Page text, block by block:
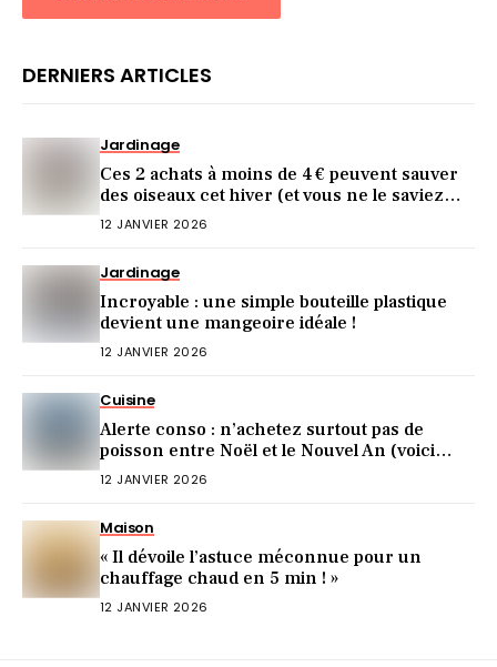
DERNIERS ARTICLES
Jardinage
Ces 2 achats à moins de 4 € peuvent sauver
des oiseaux cet hiver (et vous ne le saviez
pas)
12 JANVIER 2026
Jardinage
Incroyable : une simple bouteille plastique
devient une mangeoire idéale !
12 JANVIER 2026
Cuisine
Alerte conso : n’achetez surtout pas de
poisson entre Noël et le Nouvel An (voici
pourquoi)
12 JANVIER 2026
Maison
« Il dévoile l’astuce méconnue pour un
chauffage chaud en 5 min ! »
12 JANVIER 2026